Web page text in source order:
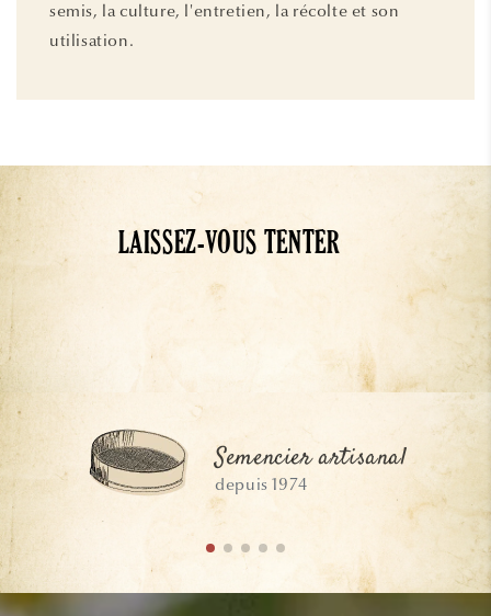
semis, la culture, l'entretien, la récolte et son
utilisation.
LAISSEZ-VOUS TENTER
Semencier artisanal
depuis 1974